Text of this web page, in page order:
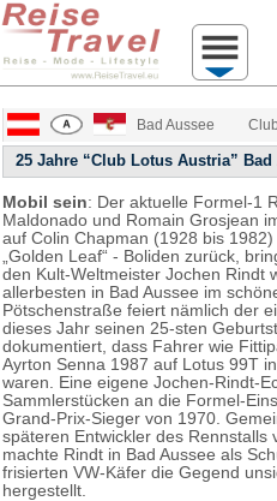
Bad Aussee
25 Jahre “Club Lotus Austria”
Mobil sein: Der aktuelle Formel-1
Maldonado und Romain Grosjean
auf Colin Chapman (1928 bis
„Golden Leaf“ - Boliden zurück,
den Kult-Weltmeister Jochen Rindt
allerbesten in Bad Aussee im
Pötschenstraße feiert nämlich der
dieses Jahr seinen 25-sten
dokumentiert, dass Fahrer wie
Ayrton Senna 1987 auf Lotus 99T
waren. Eine eigene Jochen-Rindt-
Sammlerstücken an die Formel-
Grand-Prix-Sieger von 1970.
späteren Entwickler des Rennstalls
machte Rindt in Bad Aussee als
frisierten VW-Käfer die Gegend
hergestellt.